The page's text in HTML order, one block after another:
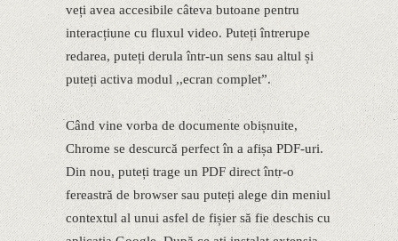
veți avea accesibile câteva butoane pentru
interacțiune cu fluxul video. Puteți întrerupe
redarea, puteți derula într-un sens sau altul și
puteți activa modul ,,ecran complet”.
Când vine vorba de documente obișnuite,
Chrome se descurcă perfect în a afișa PDF-uri.
Din nou, puteți trage un PDF direct într-o
fereastră de browser sau puteți alege din meniul
contextul al unui asfel de fișier să fie deschis cu